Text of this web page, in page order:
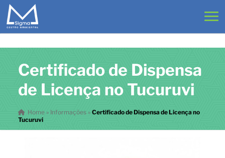
Certificado de Dispensa
de Licença no Tucuruvi
Home» Informações » Certificado de Dispensa de Licença no
Tucuruvi